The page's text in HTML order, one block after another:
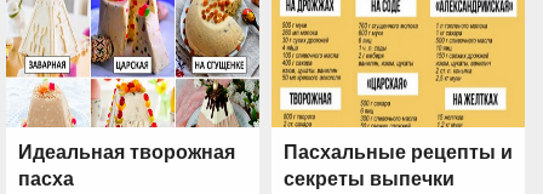
Идеальная творожная
пасха
Пасхальные рецепты и
секреты выпечки